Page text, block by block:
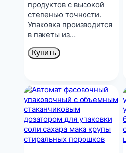
продуктов с высокой
степенью точности.
Упаковка производится
в пакеты из…
Купить